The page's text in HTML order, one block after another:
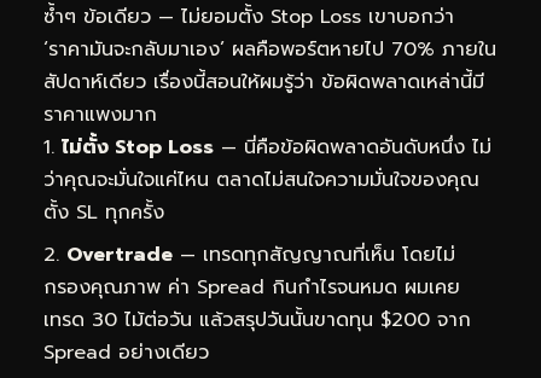
ซ้ำๆ ข้อเดียว — ไม่ยอมตั้ง Stop Loss เขาบอกว่า
‘ราคามันจะกลับมาเอง’ ผลคือพอร์ตหายไป 70% ภายใน
สัปดาห์เดียว เรื่องนี้สอนให้ผมรู้ว่า ข้อผิดพลาดเหล่านี้มี
ราคาแพงมาก
ไม่ตั้ง Stop Loss — นี่คือข้อผิดพลาดอันดับหนึ่ง ไม่
ว่าคุณจะมั่นใจแค่ไหน ตลาดไม่สนใจความมั่นใจของคุณ
ตั้ง SL ทุกครั้ง
Overtrade — เทรดทุกสัญญาณที่เห็น โดยไม่
กรองคุณภาพ ค่า Spread กินกำไรจนหมด ผมเคย
เทรด 30 ไม้ต่อวัน แล้วสรุปวันนั้นขาดทุน $200 จาก
Spread อย่างเดียว